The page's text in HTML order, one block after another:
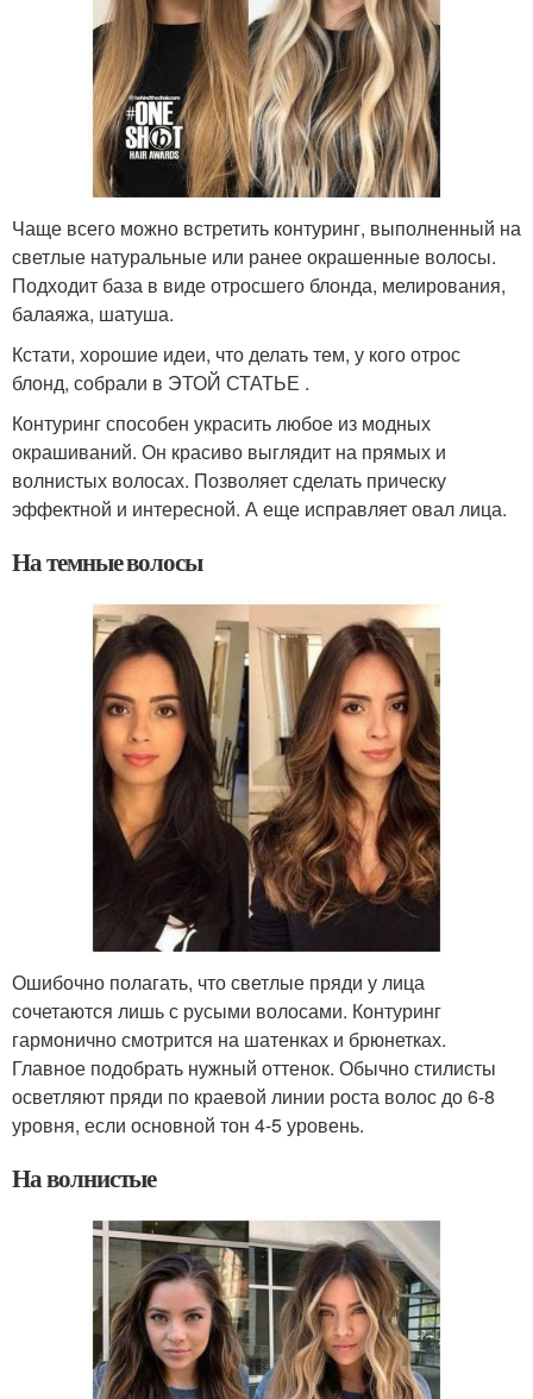
Чаще всего можно встретить контуринг, выполненный на
светлые натуральные или ранее окрашенные волосы.
Подходит база в виде отросшего блонда, мелирования,
балаяжа, шатуша.
Кстати, хорошие идеи, что делать тем, у кого отрос
блонд, собрали в ЭТОЙ СТАТЬЕ .
Контуринг способен украсить любое из модных
окрашиваний. Он красиво выглядит на прямых и
волнистых волосах. Позволяет сделать прическу
эффектной и интересной. А еще исправляет овал лица.
На темные волосы
Ошибочно полагать, что светлые пряди у лица
сочетаются лишь с русыми волосами. Контуринг
гармонично смотрится на шатенках и брюнетках.
Главное подобрать нужный оттенок. Обычно стилисты
осветляют пряди по краевой линии роста волос до 6-8
уровня, если основной тон 4-5 уровень.
На волнистые